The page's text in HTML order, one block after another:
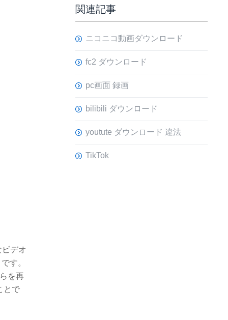
デオ
す。
を再
とで
関連記事
ニコニコ動画ダウンロード
fc2 ダウンロード
pc画面 録画
bilibili ダウンロード
youtute ダウンロード 違法
TikTok